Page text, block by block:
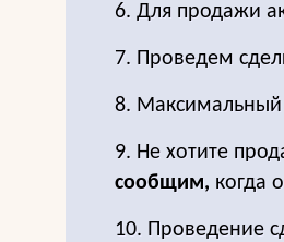
6. Для продажи
7. Проведем
8.
9. Не хотите
сообщим, когда
10. Проведение